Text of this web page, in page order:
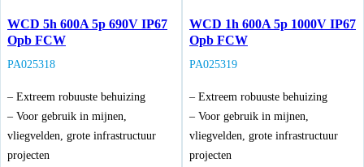
WCD 5h 600A 5p 690V IP67
Opb FCW
PA025318
– Extreem robuuste behuizing
– Voor gebruik in mijnen,
vliegvelden, grote infrastructuur
projecten
WCD 1h 600A 5p 1000V IP67
Opb FCW
PA025319
– Extreem robuuste behuizing
– Voor gebruik in mijnen,
vliegvelden, grote infrastructuur
projecten